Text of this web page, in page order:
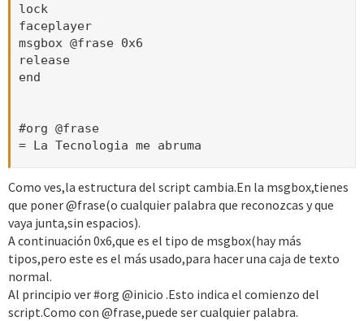
lock
faceplayer
msgbox @frase 0x6
release
end
#org @frase
= La Tecnologia me abruma
Como ves,la estructura del script cambia.En la msgbox,tienes
que poner @frase(o cualquier palabra que reconozcas y que
vaya junta,sin espacios).
A continuación 0x6,que es el tipo de msgbox(hay más
tipos,pero este es el más usado,para hacer una caja de texto
normal.
Al principio ver #org @inicio .Esto indica el comienzo del
script.Como con @frase,puede ser cualquier palabra.